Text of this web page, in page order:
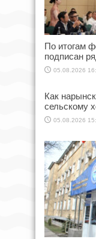
По итогам
подписан
05.08.2026
Как
сельскому
05.08.2026